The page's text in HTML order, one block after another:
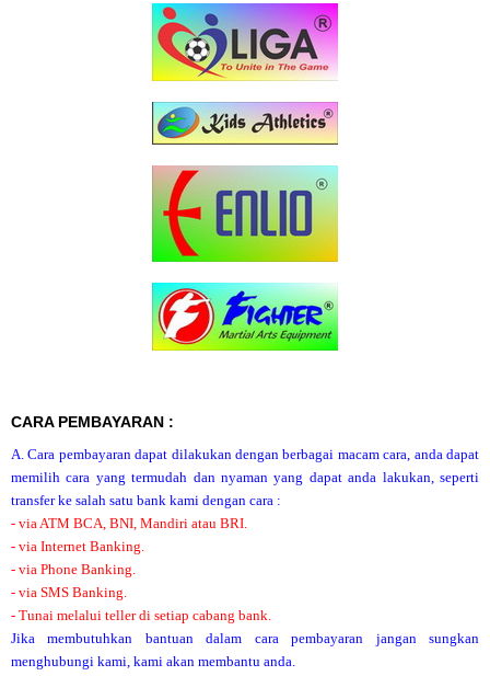
CARA PEMBAYARAN :
A. Cara pembayaran dapat dilakukan dengan berbagai macam cara, anda dapat
memilih cara yang termudah dan nyaman yang dapat anda lakukan, seperti
transfer ke salah satu bank kami dengan cara :
- via ATM BCA, BNI, Mandiri atau BRI.
- via Internet Banking.
- via Phone Banking.
- via SMS Banking.
- Tunai melalui teller di setiap cabang bank.
Jika membutuhkan bantuan dalam cara pembayaran jangan sungkan
menghubungi kami, kami akan membantu anda.